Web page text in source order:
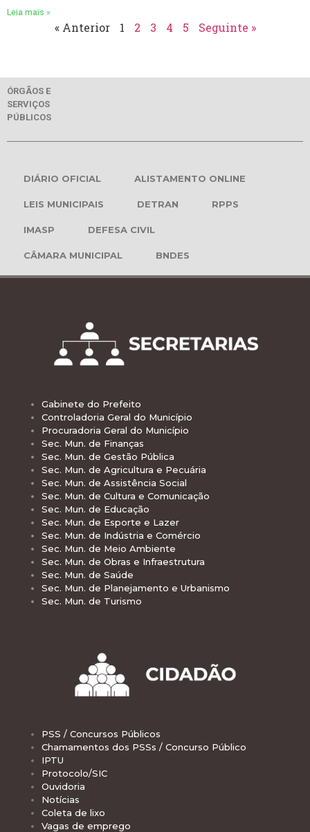
Leia mais »
« Anterior 1 2 3 4 5 Seguinte »
ÓRGÃOS E
SERVIÇOS
PÚBLICOS
DIÁRIO OFICIAL ALISTAMENTO ONLINE
LEIS MUNICIPAIS DETRAN RPPS
IMASP DEFESA CIVIL
CÂMARA MUNICIPAL BNDES
Gabinete do Prefeito
Controladoria Geral do Município
Procuradoria Geral do Município
Sec. Mun. de Finanças
Sec. Mun. de Gestão Pública
Sec. Mun. de Agricultura e Pecuária
Sec. Mun. de Assistência Social
Sec. Mun. de Cultura e Comunicação
Sec. Mun. de Educação
Sec. Mun. de Esporte e Lazer
Sec. Mun. de Indústria e Comércio
Sec. Mun. de Meio Ambiente
Sec. Mun. de Obras e Infraestrutura
Sec. Mun. de Saúde
Sec. Mun. de Planejamento e Urbanismo
Sec. Mun. de Turismo
PSS / Concursos Públicos
Chamamentos dos PSSs / Concurso Público
IPTU
Protocolo/SIC
Ouvidoria
Notícias
Coleta de lixo
Vagas de emprego